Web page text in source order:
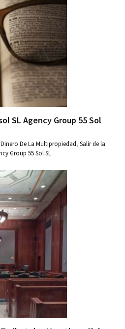
SL Agency Group 55 Sol
De La Multipropiedad, Salir de la
Group 55 Sol SL